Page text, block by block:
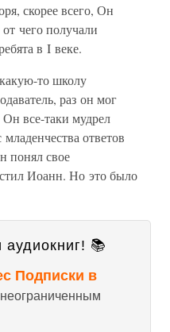
скорее всего, Он
чего получали
в I веке.
то школу
раз он мог
Он все-таки мудрел
ответов
понял свое
Иоанн. Но это было
📚
Подписки в